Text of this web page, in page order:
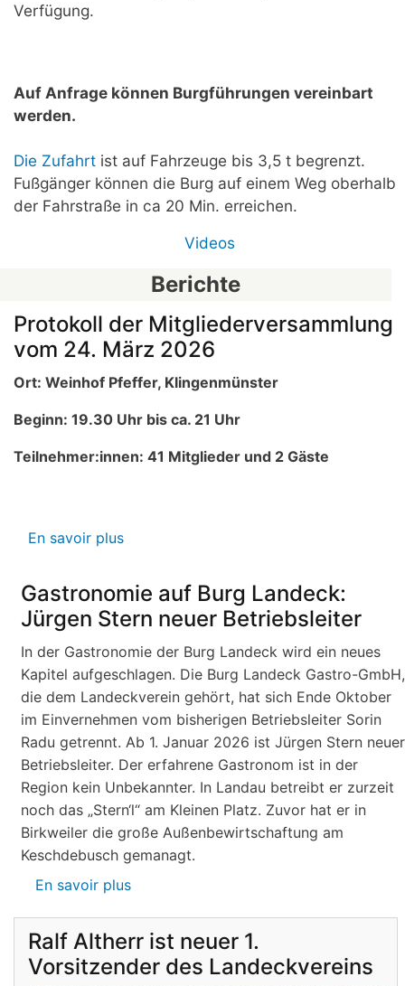
Verfügung.
Auf Anfrage können Burgführungen vereinbart
werden.
Die Zufahrt ist auf Fahrzeuge bis 3,5 t begrenzt.
Fußgänger können die Burg auf einem Weg oberhalb
der Fahrstraße in ca 20 Min. erreichen.
Videos
Berichte
Protokoll der Mitgliederversammlung
vom 24. März 2026
Ort: Weinhof Pfeffer, Klingenmünster
Beginn: 19.30 Uhr bis ca. 21 Uhr
Teilnehmer:innen: 41 Mitglieder und 2 Gäste
En savoir plus
der
Mitgliederversammlung
vom
24.
März
2026
Gastronomie auf Burg Landeck:
Jürgen Stern neuer Betriebsleiter
In der Gastronomie der Burg Landeck wird ein neues
Kapitel aufgeschlagen. Die Burg Landeck Gastro-GmbH,
die dem Landeckverein gehört, hat sich Ende Oktober
im Einvernehmen vom bisherigen Betriebsleiter Sorin
Radu getrennt. Ab 1. Januar 2026 ist Jürgen Stern neuer
Betriebsleiter. Der erfahrene Gastronom ist in der
Region kein Unbekannter. In Landau betreibt er zurzeit
noch das „Stern‘l“ am Kleinen Platz. Zuvor hat er in
Birkweiler die große Außenbewirtschaftung am
Keschdebusch gemanagt.
En savoir plus
auf
Burg
Landeck:
Ralf Altherr ist neuer 1.
Vorsitzender des Landeckvereins